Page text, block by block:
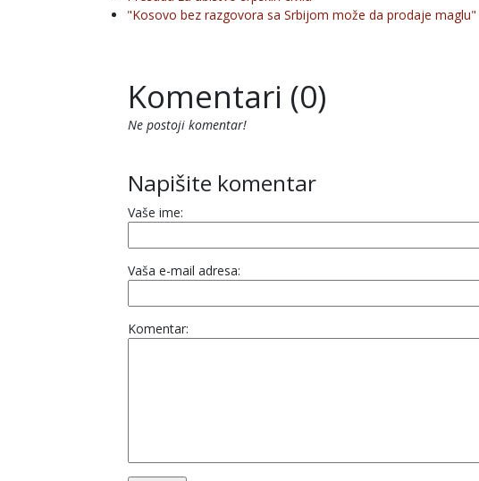
"Kosovo bez razgovora sa Srbijom može da prodaje maglu"
Komentari (0)
Ne postoji komentar!
Napišite komentar
Vaše ime:
Vaša e-mail adresa:
Komentar: